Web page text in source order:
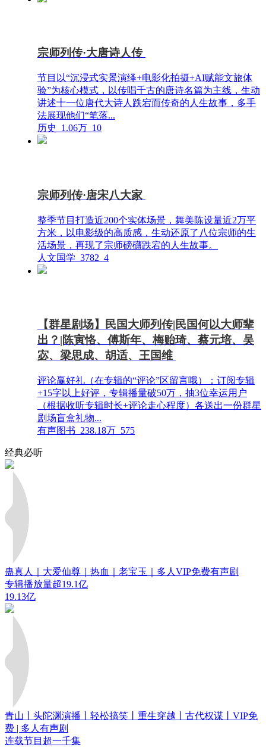
宗师列传·大唐诗人传
节目以“沉浸式实景演绎+电影化拍摄+AI赋能文旅体
验”为核心模式，以传唱千古的唐诗名篇为主线，生动
讲述十一位唐代大诗人跌宕而传奇的人生故事，多手
法展现他们“笔落...
历史
1.06万 10
宗师列传·唐宋八大家
整季节目打造近200个实体场景，舞美陈设量近2万平
方米，以电影级的高质感，生动还原了八位宗师的生
活场景，再现了宗师磅礴跌宕的人生故事。
人文国学 3782 4
【群星剧场】民国大师列传|民国何以大师辈
出？|陈寅恪、傅斯年、梅贻琦、蔡元培、吴
宓、梁思成、胡适、王国维
评论赢好礼（在专辑的“评论”区留言哦）：订阅专辑
+15字以上好评，专辑播量破50万，抽3位幸运用户
（根据收听专辑时长+评论走心程度）各送出一份群星
剧场盲盒礼物...
有声图书 238.18万 575
经典必听
蛊真人｜大爱仙尊｜热血｜老宝玉｜多人VIP免费有声剧
专辑播放量超19.1亿
19.13亿
青山丨头陀渊演播丨轻松搞笑丨重生穿越丨古代权谋丨VIP免
费 | 多人有声剧
连载节目超一千集